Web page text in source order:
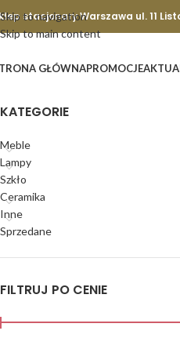
Skip to navigation
Skip to main content
stacjonary Warszawa ul. 11
GŁÓWNAPROMOCJE
KATEGORIE
Meble
Lampy
Szkło
Ceramika
Inne
Sprzedane
FILTRUJ PO CENIE